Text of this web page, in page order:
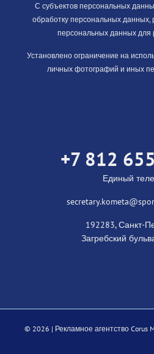
С субъектов персональных
обработку персональных
персональных данных для
Установлено ограничение на
личных фотографий и иных
+7 812
Единый
192283, Санкт-
Загребский
© 2026 | Рекламное агентство Corus